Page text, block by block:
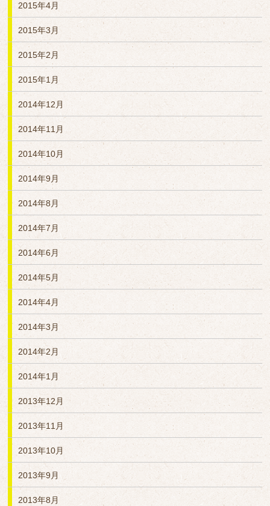
2015年4月
2015年3月
2015年2月
2015年1月
2014年12月
2014年11月
2014年10月
2014年9月
2014年8月
2014年7月
2014年6月
2014年5月
2014年4月
2014年3月
2014年2月
2014年1月
2013年12月
2013年11月
2013年10月
2013年9月
2013年8月